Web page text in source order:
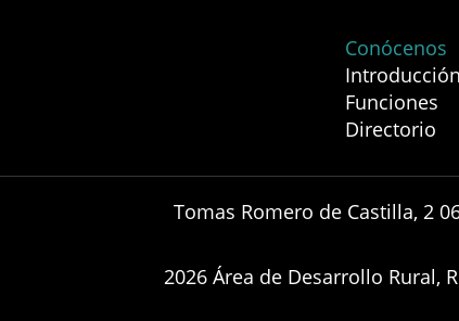
Conócenos
Introducción
Funciones
Directorio
Tomas Romero de Castilla, 2
2026 Área de Desarrollo Rural,